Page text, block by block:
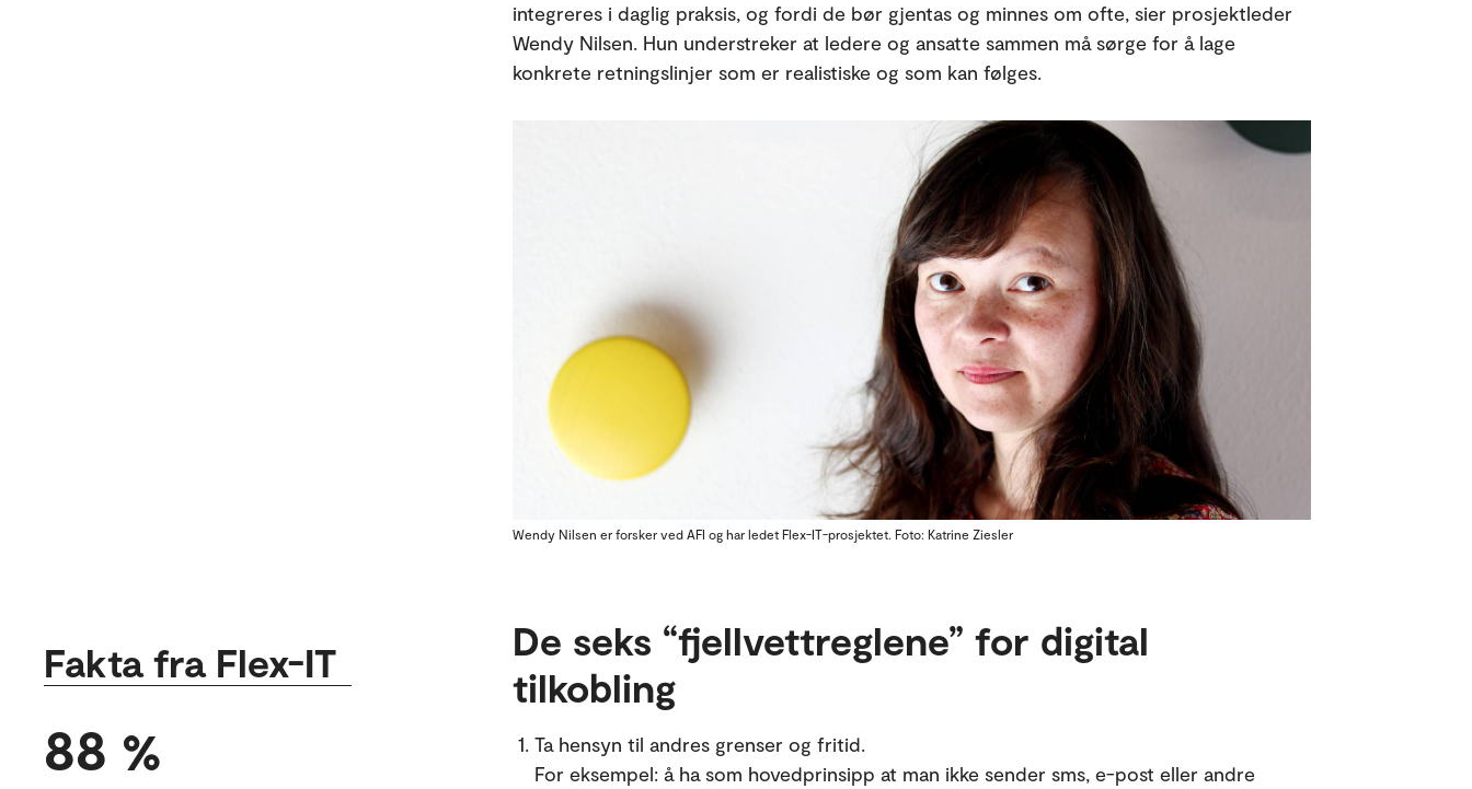
integreres i daglig praksis, og fordi de bør gjentas og minnes om ofte, sier prosjektleder
Wendy Nilsen. Hun understreker at ledere og ansatte sammen må sørge for å lage
konkrete retningslinjer som er realistiske og som kan følges.
Wendy Nilsen er forsker ved AFI og har ledet Flex-IT-prosjektet. Foto: Katrine Ziesler
Fakta fra Flex-IT
88 %
De seks “fjellvettreglene” for digital
tilkobling
Ta hensyn til andres grenser og fritid.
For eksempel: å ha som hovedprinsipp at man ikke sender sms, e-post eller andre